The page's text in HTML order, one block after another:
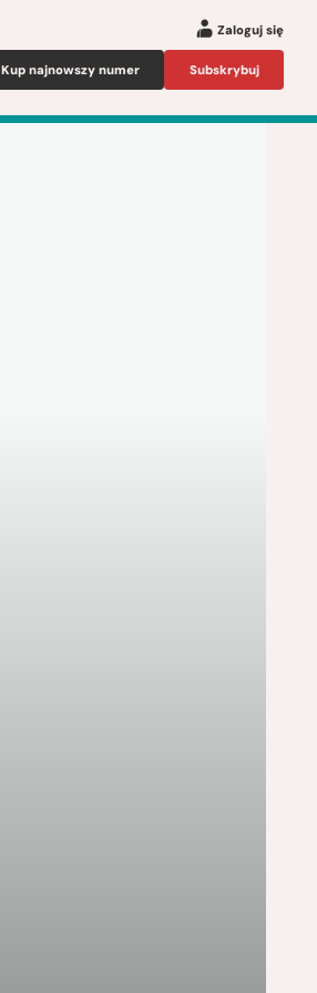
Zaloguj się
Kup najnowszy numer Subskrybuj